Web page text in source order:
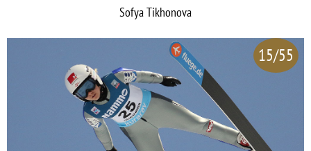
Sofya Tikhonova
15/55